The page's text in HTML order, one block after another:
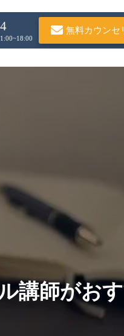
無料カウンセ
講師がお